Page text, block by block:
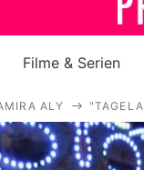
Filme & Serien
ALY